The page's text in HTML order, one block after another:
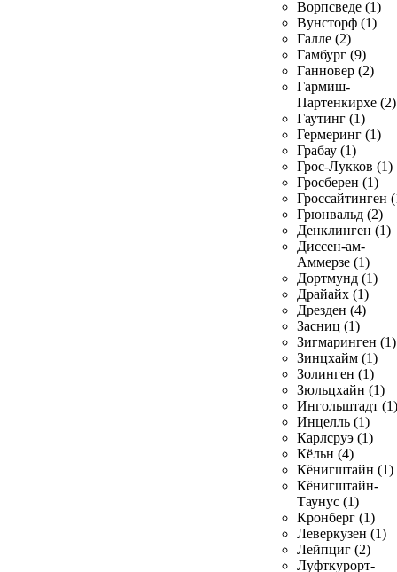
Ворпсведе (1)
Вунсторф (1)
Галле (2)
Гамбург (9)
Ганновер (2)
Гармиш-
Партенкирхе (2)
Гаутинг (1)
Гермеринг (1)
Грабау (1)
Грос-Лукков (1)
Гросберен (1)
Гроссайтинген
Грюнвальд (2)
Денклинген (1)
Диссен-ам-
Аммерзе (1)
Дортмунд (1)
Драйайх (1)
Дрезден (4)
Засниц (1)
Зигмаринген (1)
Зинцхайм (1)
Золинген (1)
Зюльцхайн (1)
Ингольштадт (1)
Инцелль (1)
Карлсруэ (1)
Кёльн (4)
Кёнигштайн (1)
Кёнигштайн-
Таунус (1)
Кронберг (1)
Леверкузен (1)
Лейпциг (2)
Луфткурорт-